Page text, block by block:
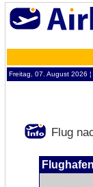
Freitag, 07. August 2026 ¦
Flug
Flughafen